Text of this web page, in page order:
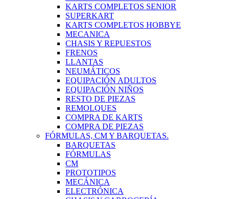
KARTS COMPLETOS SENIOR
SUPERKART
KARTS COMPLETOS HOBBYE
MECANICA
CHASIS Y REPUESTOS
FRENOS
LLANTAS
NEUMÁTICOS
EQUIPACIÓN ADULTOS
EQUIPACIÓN NIÑOS
RESTO DE PIEZAS
REMOLQUES
COMPRA DE KARTS
COMPRA DE PIEZAS
FÓRMULAS, CM Y BARQUETAS.
BARQUETAS
FÓRMULAS
CM
PROTOTIPOS
MECÁNICA
ELECTRÓNICA